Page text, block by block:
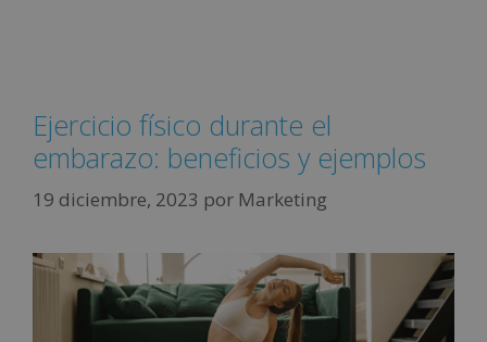
Ejercicio físico durante el
embarazo: beneficios y ejemplos
19 diciembre, 2023 por Marketing